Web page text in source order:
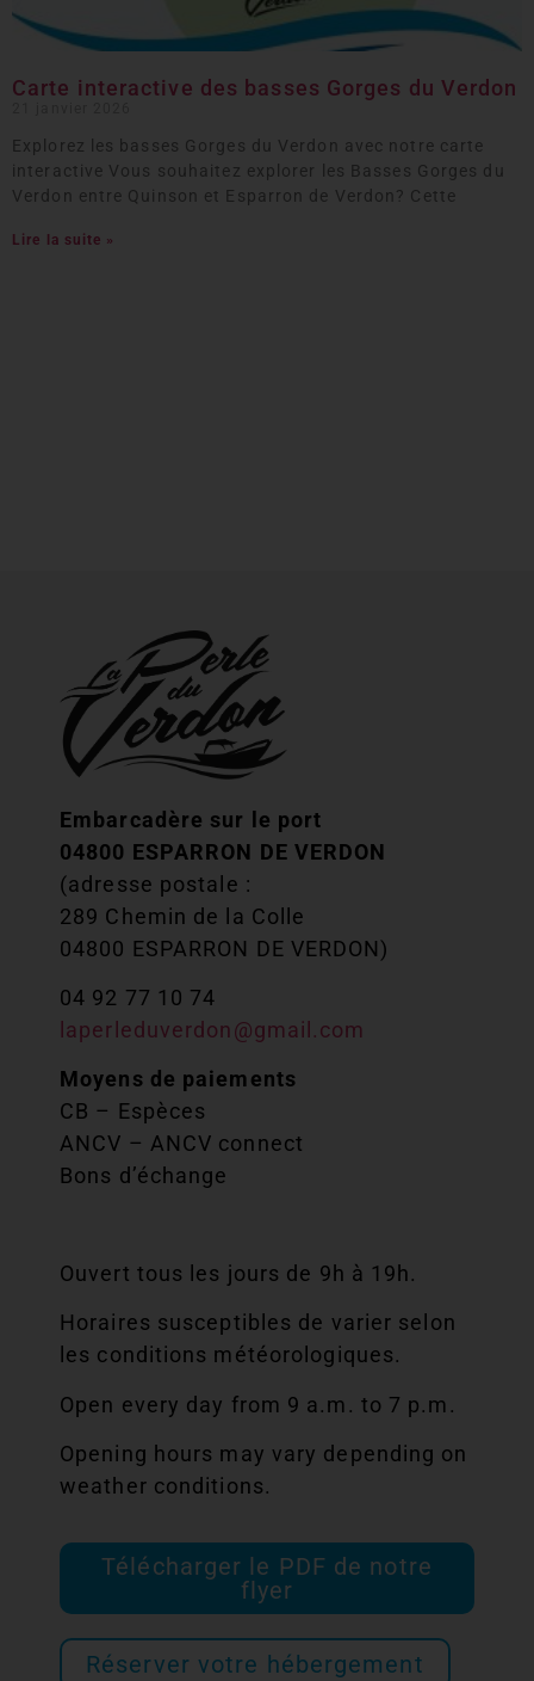
Carte interactive des basses Gorges du Verdon
Explorez les basses Gorges du Verdon avec notre carte
interactive Vous souhaitez explorer les Basses Gorges du
Verdon entre Quinson et Esparron de Verdon? Cette
Lire la suite »
Embarcadère sur le port
04800 ESPARRON DE VERDON
(adresse postale :
289 Chemin de la Colle
04800 ESPARRON DE VERDON)
04 92 77 10 74
laperleduverdon@gmail.com
Moyens de paiements
CB – Espèces
ANCV – ANCV connect
Bons d’échange
Ouvert tous les jours de 9h à 19h.
Horaires susceptibles de varier selon
les conditions météorologiques.
Open every day from 9 a.m. to 7 p.m.
Opening hours may vary depending on
weather conditions.
Télécharger le PDF de notre
flyer
Réserver votre hébergement